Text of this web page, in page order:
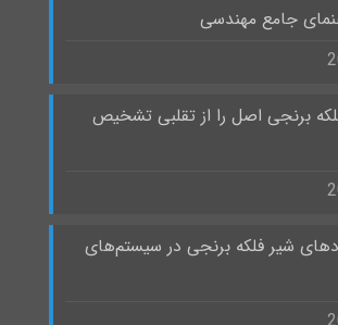
جامع مهندسی
برنجی اصل را از تقلبی تشخیص
شیر فلکه برنجی در سیستم‌های